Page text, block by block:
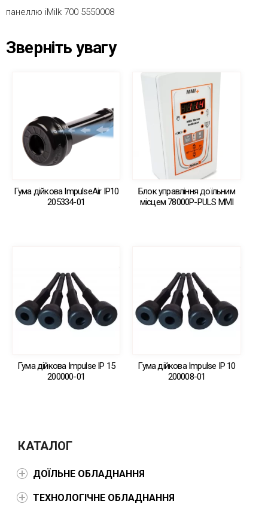
панеллю iMilk 700 5550008
Зверніть увагу
Гума дійкова ImpulseAir IP10
205334-01
Блок управління доїльним
місцем 78000Р-PULS MMI
Гума дійкова Impulse IP 15
200000-01
Гума дійкова Impulse IP 10
200008-01
КАТАЛОГ
ДОЇЛЬНЕ ОБЛАДНАННЯ
ТЕХНОЛОГІЧНЕ ОБЛАДНАННЯ